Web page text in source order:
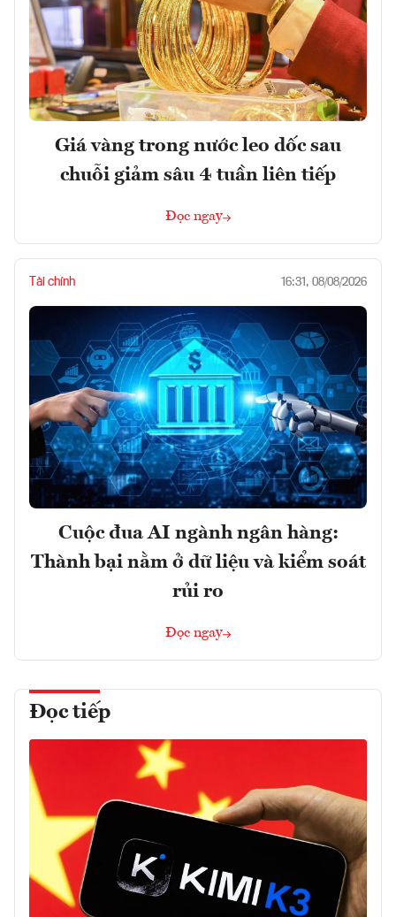
Giá vàng trong nước leo dốc sau
chuỗi giảm sâu 4 tuần liên tiếp
Đọc ngay
Tài chính 16:31, 08/08/2026
Cuộc đua AI ngành ngân hàng:
Thành bại nằm ở dữ liệu và kiểm soát
rủi ro
Đọc ngay
Đọc tiếp